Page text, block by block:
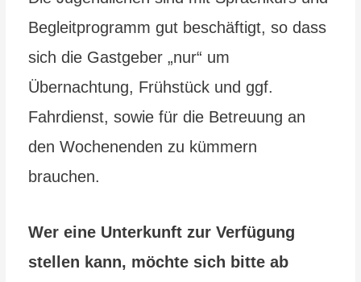
Begleitprogramm gut beschäftigt, so dass
sich die Gastgeber „nur“ um
Übernachtung, Frühstück und ggf.
Fahrdienst, sowie für die Betreuung an
den Wochenenden zu kümmern
brauchen.
Wer eine Unterkunft zur Verfügung
stellen kann, möchte sich bitte ab